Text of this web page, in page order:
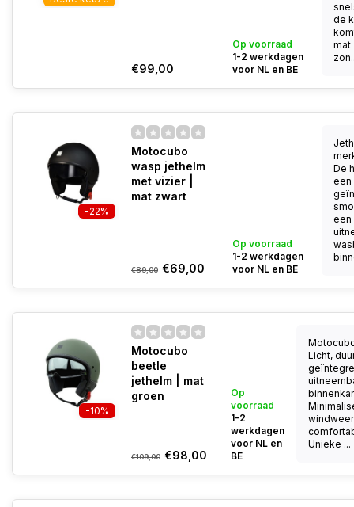
€99,00
Op voorraad
1-2 werkdagen
voor NL en BE
de
mat
-22%
Motocubo
wasp jethelm
met vizier |
mat zwart
€89,00 €69,00
Op voorraad
1-2 werkdagen
voor NL en BE
De
een
een
-10%
Motocubo
beetle
jethelm | mat
groen
€109,00 €98,00
Op
voorraad
1-2
werkdagen
voor NL en
BE
Licht,
Unieke ...